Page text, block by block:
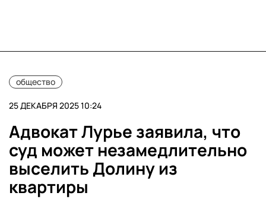
общество
25 ДЕКАБРЯ 2025 10:24
Адвокат Лурье заявила, что
суд может незамедлительно
выселить Долину из
квартиры